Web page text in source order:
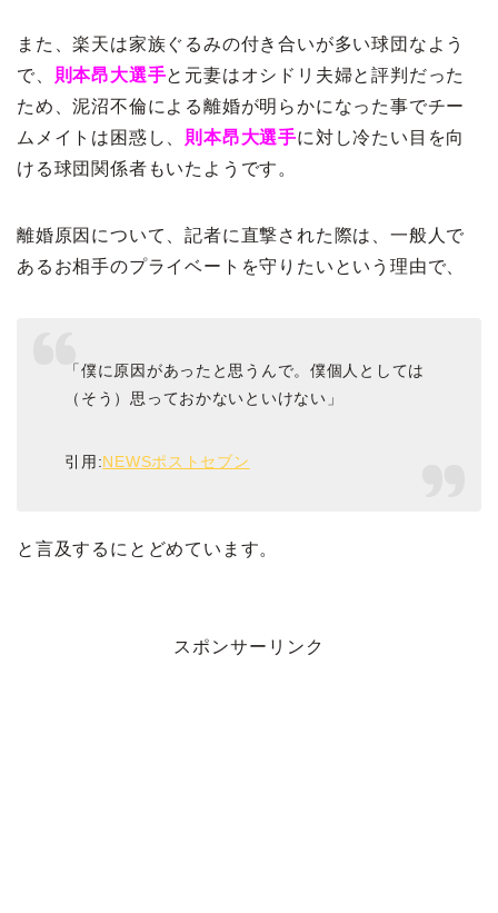
また、楽天は家族ぐるみの付き合いが多い球団なよう
で、 則本昂大選手と元妻はオシドリ夫婦と評判だった
ため、泥沼不倫による離婚が明らかになった事でチー
ムメイトは困惑し、 則本昂大選手に対し冷たい目を向
ける球団関係者もいたようです。
離婚原因について、記者に直撃された際は、一般人で
あるお相手のプライベートを守りたいという理由で、
「僕に原因があったと思うんで。僕個人としては
（そう）思っておかないといけない」
引用:NEWSポストセブン
と言及するにとどめています。
スポンサーリンク